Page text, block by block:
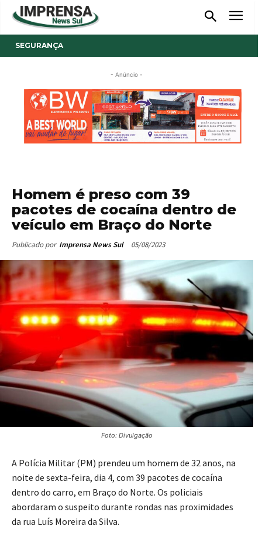
SEGURANÇA
- Anúncio -
Homem é preso com 39
pacotes de cocaína dentro de
veículo em Braço do Norte
Publicado por Imprensa News Sul 05/08/2023
Foto: Divulgação
A Polícia Militar (PM) prendeu um homem de 32 anos, na
noite de sexta-feira, dia 4, com 39 pacotes de cocaína
dentro do carro, em Braço do Norte. Os policiais
abordaram o suspeito durante rondas nas proximidades
da rua Luís Moreira da Silva.